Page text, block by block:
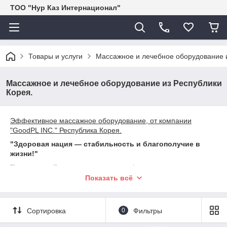
ТОО "Нур Каз Интернационал"
Товары и услуги Массажное и лечебное оборудование
Массажное и лечебное оборудование из Республики
Корея.
Эффективное массажное оборудование, от компании
"GoodPL INC." Республика Корея.
"Здоровая нация ― стабильность и благополучие в
жизни!"
Предлагаем Вашему вниманию профессиональное
массажное оборудование для облегчения работы
Аппарат вибрационный ТурбоСасо (Turbo Saso) GP-1, GP-
5, для профессионального массажа с 5 различными
Показать всё
Сортировка 0 Фильтры